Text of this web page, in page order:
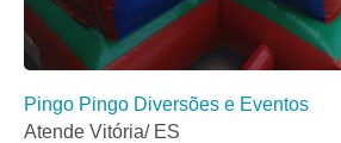
Pingo Pingo Diversões e Eventos
Atende Vitória/ ES